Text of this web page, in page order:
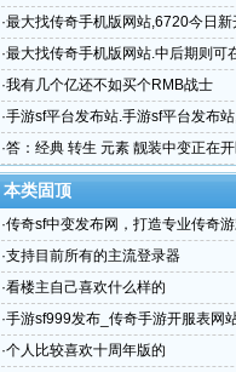
_百度
·最大找传奇手机版网站,6720今日
网站 免费传奇版
·最大找传奇手机版网站.中后期则可
神龙岛、黑暗神殿
·我有几个亿还不如买个RMB战士
·手游sf平台发布站.手游sf平台发布
游戏的源码、服务器、域名
·答：经典 转生 元素 靓装中变正在
元
本类固顶
·传奇sf中变发布网，打造专业传奇
sf中变发布网,一个值得信赖的传奇游
·支持目前所有的主流登录器
·看楼主自己喜欢什么样的
·手游sf999发布_传奇手游开服表网
中变传奇发布站
·个人比较喜欢十周年版的